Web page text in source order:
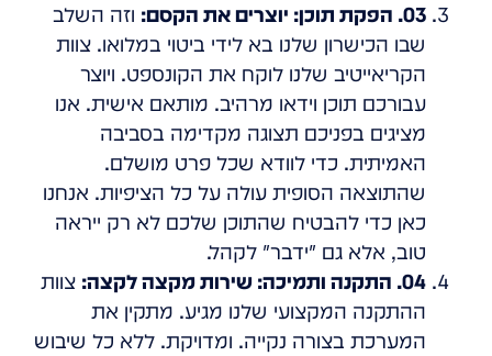
03. הפקת תוכן: יוצרים את הקסם:
וזה השלב
שבו הכישרון שלנו בא לידי ביטוי במלואו. צוות
הקריאייטיב שלנו לוקח את הקונספט. ויוצר
עבורכם תוכן וידאו מרהיב. מותאם אישית. אנו
מציגים בפניכם תצוגה מקדימה בסביבה
האמיתית. כדי לוודא שכל פרט מושלם.
שהתוצאה הסופית עולה על כל הציפיות. אנחנו
כאן כדי להבטיח שהתוכן שלכם לא רק ייראה
טוב, אלא גם "ידבר" לקהל.
04. התקנה ותמיכה: שירות מקצה לקצה:
צוות
ההתקנה המקצועי שלנו מגיע. מתקין את
המערכת בצורה נקייה. ומדויקת. ללא כל שיבוש